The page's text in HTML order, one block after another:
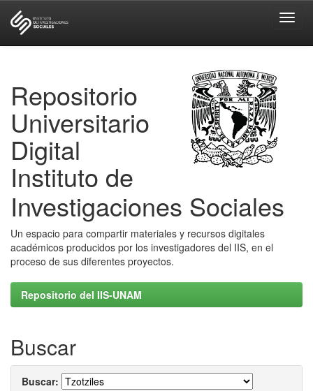
Repositorio
Universitario
Digital
Instituto de
Investigaciones Sociales
Un espacio para compartir materiales y recursos digitales
académicos producidos por los investigadores del IIS, en el
proceso de sus diferentes proyectos.
Repositorio del IIS-UNAM
Buscar
Buscar: